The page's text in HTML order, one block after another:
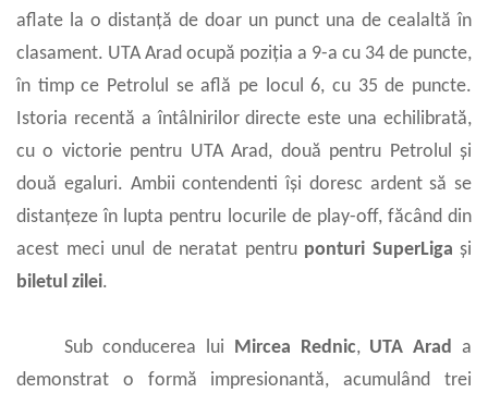
aflate la o distanță de doar un punct una de cealaltă în
clasament. UTA Arad ocupă poziția a 9-a cu 34 de puncte,
în timp ce Petrolul se află pe locul 6, cu 35 de puncte.
Istoria recentă a întâlnirilor directe este una echilibrată,
cu o victorie pentru UTA Arad, două pentru Petrolul și
două egaluri. Ambii contendenti își doresc ardent să se
distanțeze în lupta pentru locurile de play-off, făcând din
acest meci unul de neratat pentru ponturi SuperLiga și
biletul zilei.
Sub conducerea lui Mircea Rednic, UTA Arad a
demonstrat o formă impresionantă, acumulând trei